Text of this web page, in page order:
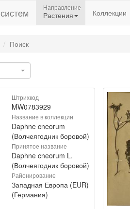
Направление
Растения Коллекции
Поиск
Штрихкод
MW0783929
Название в коллекции
Daphne cneorum
(Волчеягодник боровой)
Принятое название
Daphne cneorum L.
(Волчеягодник боровой)
Районирование
Западная Европа (EUR)
(Германия)